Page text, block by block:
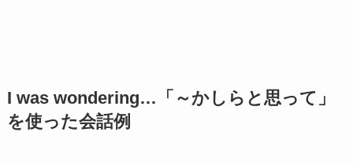
I was wondering…「～かしらと思って」
を使った会話例